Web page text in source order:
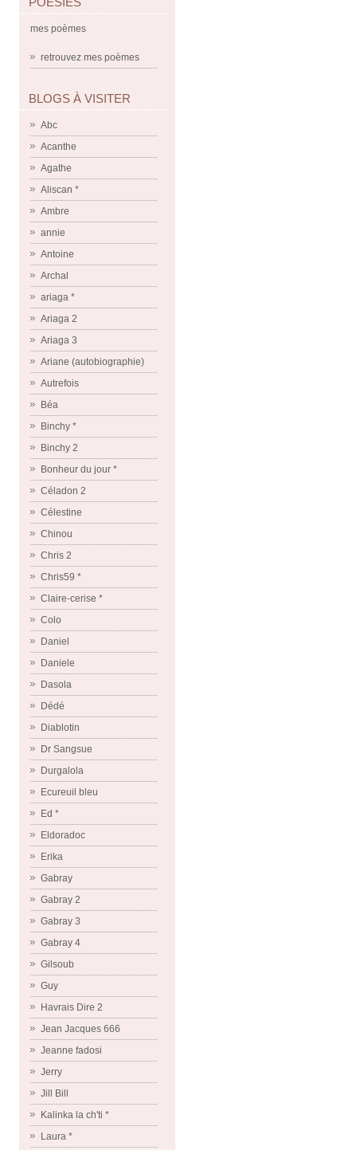
mes poèmes
retrouvez mes poèmes
BLOGS À VISITER
Abc
Acanthe
Agathe
Aliscan *
Ambre
annie
Antoine
Archal
ariaga *
Ariaga 2
Ariaga 3
Ariane (autobiographie)
Autrefois
Béa
Binchy *
Binchy 2
Bonheur du jour *
Céladon 2
Célestine
Chinou
Chris 2
Chris59 *
Claire-cerise *
Colo
Daniel
Daniele
Dasola
Dédé
Diablotin
Dr Sangsue
Durgalola
Ecureuil bleu
Ed *
Eldoradoc
Erika
Gabray
Gabray 2
Gabray 3
Gabray 4
Gilsoub
Guy
Havrais Dire 2
Jean Jacques 666
Jeanne fadosi
Jerry
Jill Bill
Kalinka la ch'ti *
Laura *